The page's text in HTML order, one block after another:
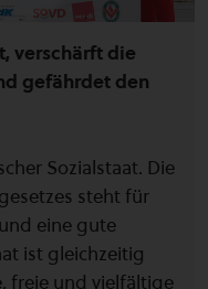
verschärft die
gefährdet den
Sozialstaat. Die
steht für
eine gute
ist gleichzeitig
freie und vielfältige